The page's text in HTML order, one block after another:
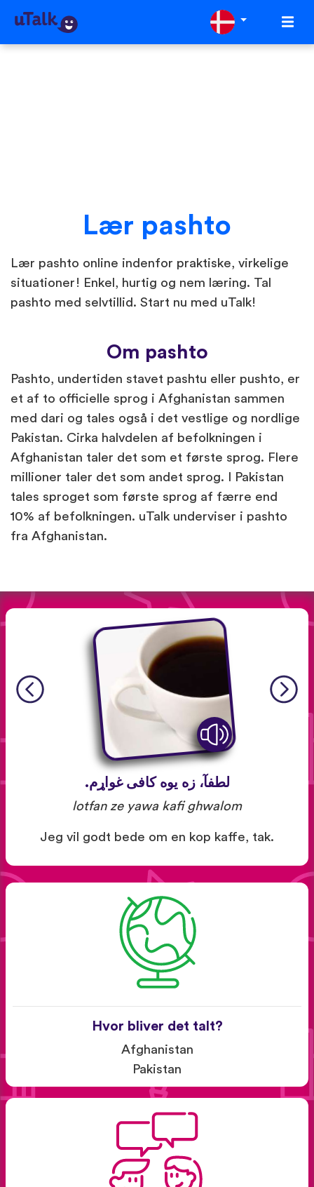
Lær pashto
Lær pashto online indenfor praktiske, virkelige
situationer! Enkel, hurtig og nem læring. Tal
pashto med selvtillid. Start nu med uTalk!
Om pashto
Pashto, undertiden stavet pashtu eller pushto, er
et af to officielle sprog i Afghanistan sammen
med dari og tales også i det vestlige og nordlige
Pakistan. Cirka halvdelen af befolkningen i
Afghanistan taler det som et første sprog. Flere
millioner taler det som andet sprog. I Pakistan
tales sproget som første sprog af færre end
10% af befolkningen. uTalk underviser i pashto
fra Afghanistan.
لطفآ، زه یوه کافی غواړم.
lotfan ze yawa kafi ghwalom
Jeg vil godt bede om en kop kaffe, tak.
Hvor bliver det talt?
Afghanistan
Pakistan